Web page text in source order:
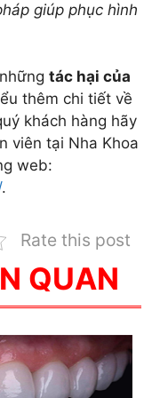
giúp phục hình
tác hại của
thêm chi tiết về
khách hàng hãy
viên tại Nha Khoa
web:
.
Rate this post
QUAN